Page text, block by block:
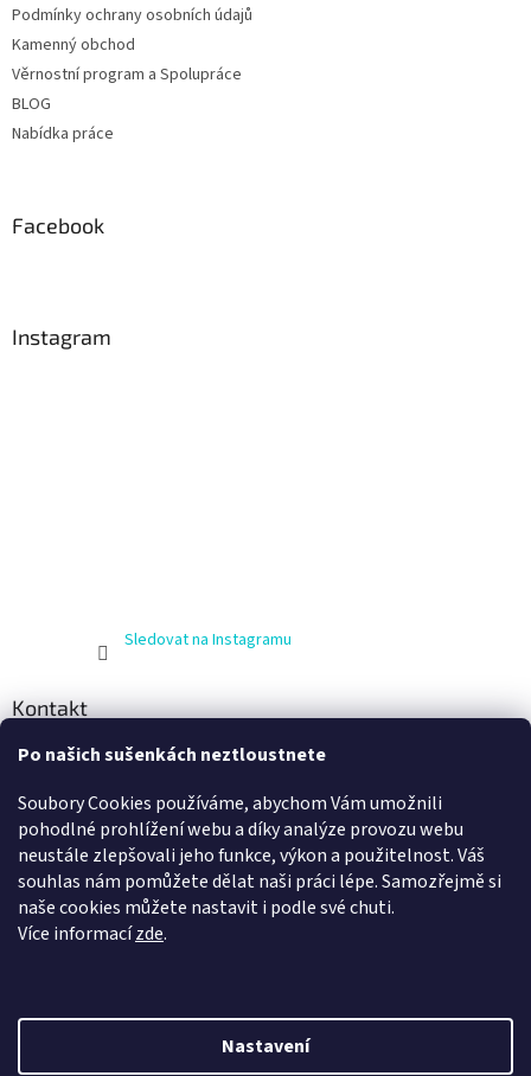
Po našich sušenkách neztloustnete
Soubory Cookies používáme, abychom Vám umožnili
pohodlné prohlížení webu a díky analýze provozu webu
neustále zlepšovali jeho funkce, výkon a použitelnost. Váš
souhlas nám pomůžete dělat naši práci lépe. Samozřejmě si
naše cookies můžete nastavit i podle své chuti.
Více informacízde.
Nastavení
Podmínky ochrany osobních údajů
Kamenný obchod
Věrnostní program a Spolupráce
BLOG
Nabídka práce
Facebook
Instagram
Sledovat na Instagramu
Kontakt
info@zijnaboso.cz
+420 608 881 484
Vivobarefoot Hradec Králové
vivobarefoot_hk
Vytvořil Shoptet